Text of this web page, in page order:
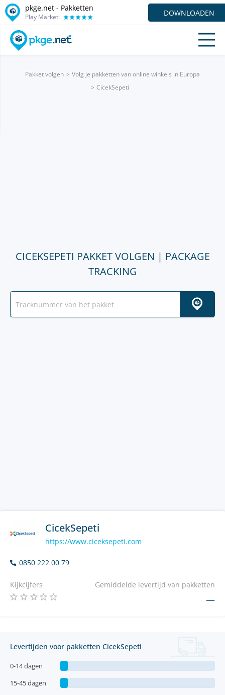
pkge.net - Pakketten
Play Market: DOWNLOADEN
Pakket volgen
Volg je pakketten van online winkels in Europa
CicekSepeti
CICEKSEPETI PAKKET VOLGEN | PACKAGE
TRACKING
CicekSepeti
https://www.ciceksepeti.com
0850 222 00 79
Kijkcijfers Gemiddelde levertijd van pakketten
—
Levertijden voor pakketten CicekSepeti
0-14 dagen
15-45 dagen